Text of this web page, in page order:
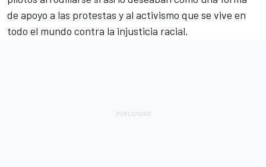
de apoyo a las protestas y al activismo que se vive en
todo el mundo contra la injusticia racial.